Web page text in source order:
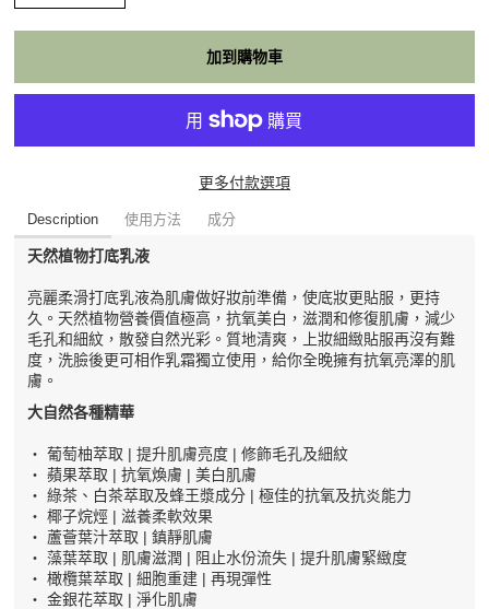
更多付款選項
Description 使用方法 成分
天然植物打底乳液
亮麗柔滑打底乳液為肌膚做好妝前準備，使底妝更貼服，更持
久。天然植物營養價值極高，抗氧美白，滋潤和修復肌膚，減少
毛孔和細紋，散發自然光彩。質地清爽，上妝細緻貼服再沒有難
度，洗臉後更可相作乳霜獨立使用，給你全晚擁有抗氧亮澤的肌
膚。
大自然各種精華
‧ 葡萄柚萃取 | 提升肌膚亮度 | 修飾毛孔及細紋
‧ 蘋果萃取 | 抗氧煥膚 | 美白肌膚
‧ 綠茶、白茶萃取及蜂王漿成分 | 極佳的抗氧及抗炎能力
‧ 椰子烷烴 | 滋養柔軟效果
‧ 蘆薈葉汁萃取 | 鎮靜肌膚
‧ 藻葉萃取 | 肌膚滋潤 | 阻止水份流失 | 提升肌膚緊緻度
‧ 橄欖葉萃取 | 細胞重建 | 再現彈性
‧ 金銀花萃取 | 淨化肌膚